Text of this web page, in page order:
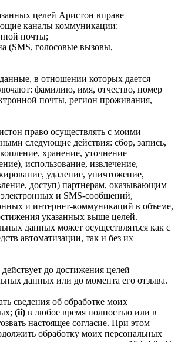
целей Аристон вправе
каналы коммуникации:
почты;
(SMS, голосовые вызовы,
в отношении которых дается
фамилию, имя, отчество, номер
почты, регион проживания,
право осуществлять с моими
следующие действия: сбор, запись,
хранение, уточнение
использование, извлечение,
удаление, уничтожение,
доступ) партнерам, оказывающим
и SMS‑сообщений,
и интернет‑коммуникаций в объеме,
указанных выше целей.
данных может осуществляться как с
автоматизации, так и без их
до достижения целей
данных или до момента его отзыва.
сведения об обработке моих
(ii) в любое время полностью или в
настоящее согласие. При этом
обработку моих персональных